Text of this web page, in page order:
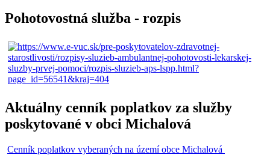
Pohotovostná služba - rozpis
Aktuálny cenník poplatkov za služby
poskytované v obci Michalová
Cenník poplatkov vyberaných na území obce Michalová